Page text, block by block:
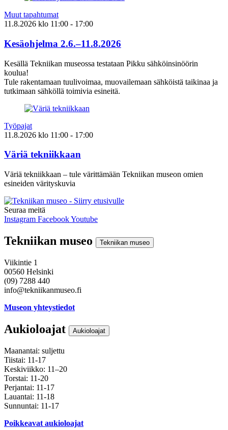
Muut tapahtumat
11.8.2026 klo 11:00 - 17:00
Kesäohjelma 2.6.–11.8.2026
Kesällä Tekniikan museossa testataan Pikku sähköinsinöörin
koulua!
Tule rakentamaan tuulivoimaa, muovailemaan sähköistä taikinaa ja
tutkimaan sähköllä toimivia esineitä.
Työpajat
11.8.2026 klo 11:00 - 17:00
Väriä tekniikkaan
Väriä tekniikkaan – tule värittämään Tekniikan museon omien
esineiden värityskuvia
Seuraa meitä
Instagram FacebookYoutube
Tekniikan museo Tekniikan museo
Viikintie 1
00560 Helsinki
(09) 7288 440
info@tekniikanmuseo.fi
Museon yhteystiedot
Aukioloajat Aukioloajat
Maanantai: suljettu
Tiistai: 11-17
Keskiviikko: 11–20
Torstai: 11-20
Perjantai: 11-17
Lauantai: 11-18
Sunnuntai: 11-17
Poikkeavat aukioloajat